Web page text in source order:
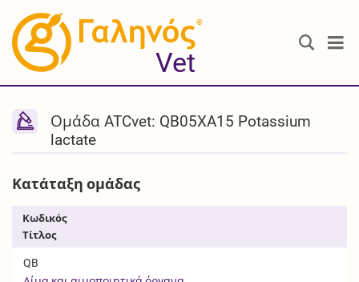
®
Vet
Ομάδα ATCvet: QB05XA15 Potassium
lactate
Κατάταξη ομάδας
Κωδικός
Τίτλος
QB